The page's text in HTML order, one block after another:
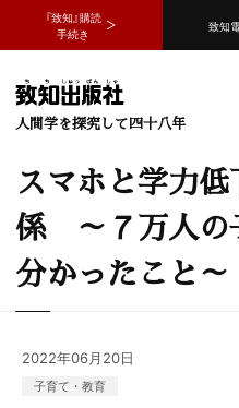
『致知』購読
手続き
致知
人間学を探究して四十八年
スマホと学力
係 ～７万人の
分かったこと～
2022年06月20日
子育て・教育